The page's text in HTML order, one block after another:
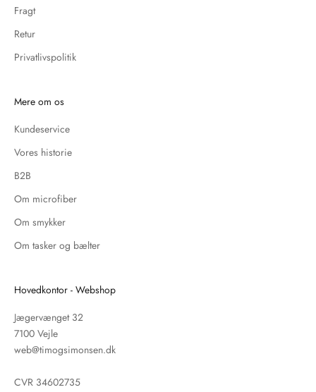
Fragt
Retur
Privatlivspolitik
Mere om os
Kundeservice
Vores historie
B2B
Om microfiber
Om smykker
Om tasker og bælter
Hovedkontor - Webshop
Jægervænget 32
7100 Vejle
web@timogsimonsen.dk
CVR 34602735